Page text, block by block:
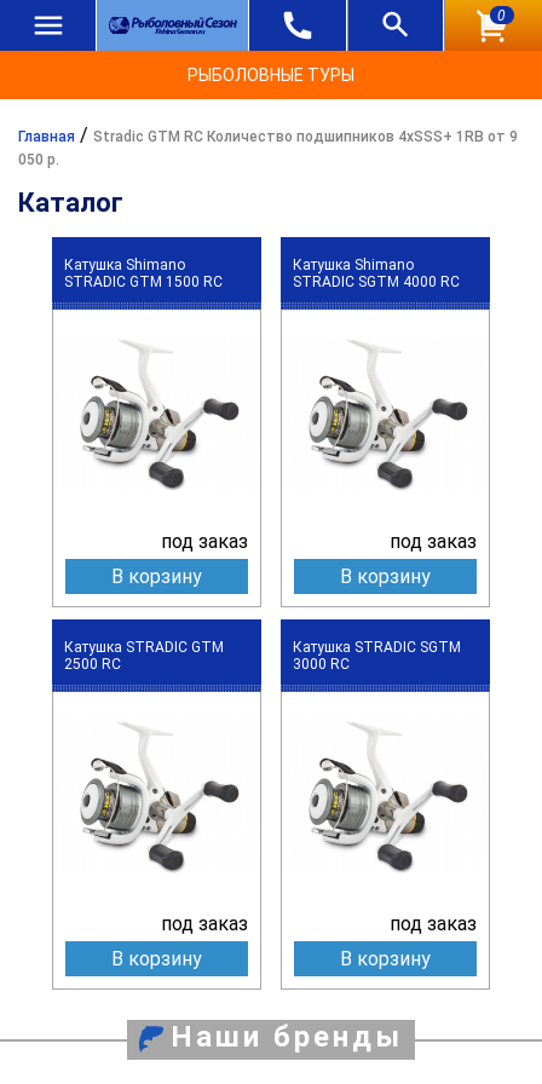
0
РЫБОЛОВНЫЕ ТУРЫ
Главная / Stradic GTM RC Количество подшипников 4хSSS+ 1RB от 9
050 р.
Каталог
Катушка Shimano
STRADIC GTM 1500 RC
под заказ
В корзину
Катушка Shimano
STRADIC SGTM 4000 RC
под заказ
В корзину
Катушка STRADIC GTM
2500 RC
под заказ
В корзину
Катушка STRADIC SGTM
3000 RC
под заказ
В корзину
Наши бренды